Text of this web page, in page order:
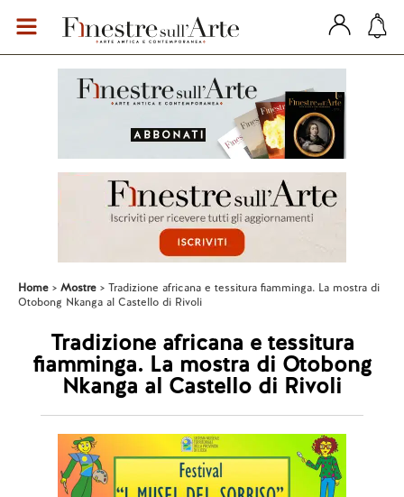
Home Mostre
Tradizione africana e tessitura fiamminga. La mostra di
Otobong Nkanga al Castello di Rivoli
Tradizione africana e tessitura
fiamminga. La mostra di Otobong
Nkanga al Castello di Rivoli